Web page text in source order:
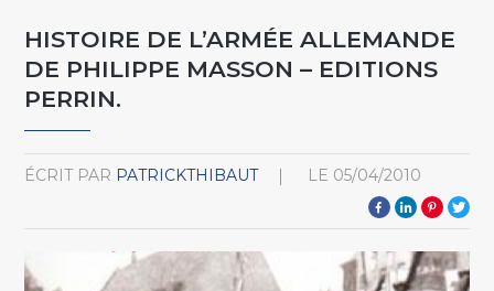
HISTOIRE DE L’ARMÉE ALLEMANDE
DE PHILIPPE MASSON – EDITIONS
PERRIN.
ÉCRIT PAR PATRICKTHIBAUT LE 05/04/2010